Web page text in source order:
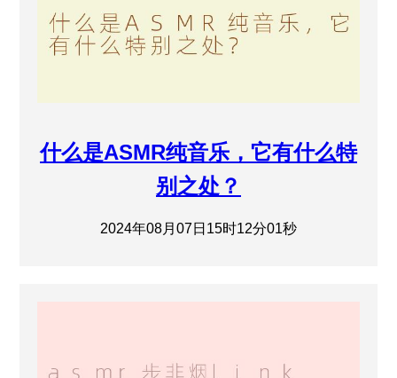
什么是ASMR纯音乐，它有什么特
别之处？
2024年08月07日15时12分01秒